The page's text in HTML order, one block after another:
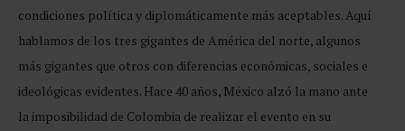
condiciones política y diplomáticamente más aceptables. Aquí
hablamos de los tres gigantes de América del norte, algunos
más gigantes que otros con diferencias económicas, sociales e
ideológicas evidentes. Hace 40 años, México alzó la mano ante
la imposibilidad de Colombia de realizar el evento en su